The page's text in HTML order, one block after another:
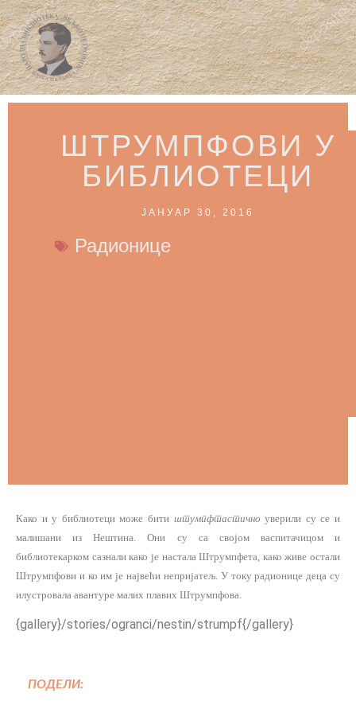
ШТРУМПФОВИ У
БИБЛИОТЕЦИ
ЈАНУАР 30, 2016
Радионице
Како и у библиотеци може бити штумпфтастично уверили су се и
малишани из Нештина. Они су са својом васпитачицом и
библиотекарком сазнали како је настала Штрумпфета, како живе остали
Штрумпфови и ко им је највећи непријатељ. У току радионице деца су
илустровала авантуре малих плавих Штрумпфова.
{gallery}/stories/ogranci/nestin/strumpf{/gallery}
ПОДЕЛИ: